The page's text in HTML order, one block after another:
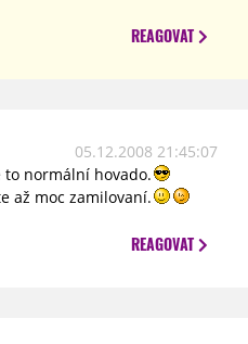
REAGOVAT
05.12.2008 21:45:07
to normální hovado.
až moc zamilovaní.
REAGOVAT